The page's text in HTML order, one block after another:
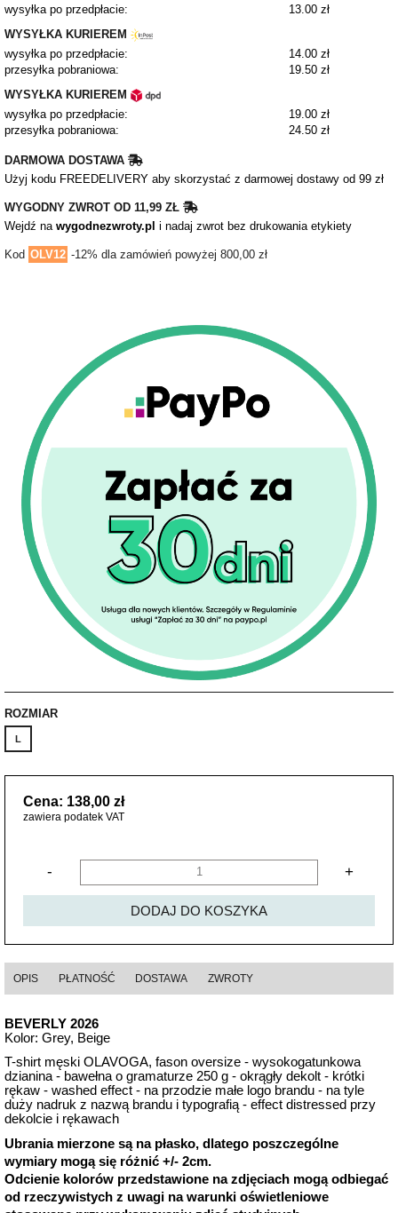
wysyłka po przedpłacie:
13.00 zł
WYSYŁKA KURIEREM
wysyłka po przedpłacie:
14.00 zł
przesyłka pobraniowa:
19.50 zł
WYSYŁKA KURIEREM
wysyłka po przedpłacie:
19.00 zł
przesyłka pobraniowa:
24.50 zł
DARMOWA DOSTAWA
Użyj kodu FREEDELIVERY aby skorzystać z darmowej dostawy od 99 zł
WYGODNY ZWROT OD 11,99 ZŁ
Wejdź na wygodnezwroty.pl i nadaj zwrot bez drukowania etykiety
Kod OLV12 -12% dla zamówień powyżej 800,00 zł
ROZMIAR
L
Cena: 138,00 zł
zawiera podatek VAT
- +
DODAJ DO KOSZYKA
OPIS PŁATNOŚĆ DOSTAWA ZWROTY
BEVERLY 2026
Kolor: Grey, Beige
T-shirt męski OLAVOGA, fason oversize - wysokogatunkowa
dzianina - bawełna o gramaturze 250 g - okrągły dekolt - krótki
rękaw - washed effect - na przodzie małe logo brandu - na tyle
duży nadruk z nazwą brandu i typografią - effect distressed przy
dekolcie i rękawach
Ubrania mierzone są na płasko, dlatego poszczególne
wymiary mogą się różnić +/- 2cm.
Odcienie kolorów przedstawione na zdjęciach mogą odbiegać
od rzeczywistych z uwagi na warunki oświetleniowe